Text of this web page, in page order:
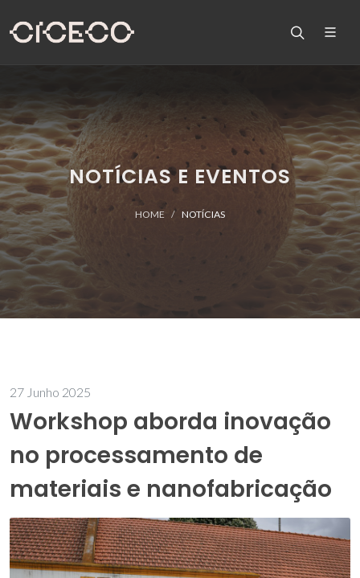
NOTÍCIAS E EVENTOS
HOME NOTÍCIAS
27 Junho 2025
Workshop aborda inovação
no processamento de
materiais e nanofabricação